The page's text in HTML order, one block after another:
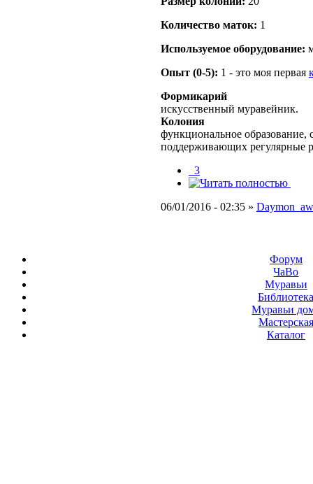
Количество маток: 1
Используемое оборудование:
Опыт (0-5): 1 - это моя первая
Формикарий
искусственный муравейник.
Колония
функциональное образование,
поддерживающих регулярные
_3
06/01/2016 - 02:35 » Daymon_aw
Форум
ЧаВо
Муравьи
Муравьи
Мастерская
Каталог